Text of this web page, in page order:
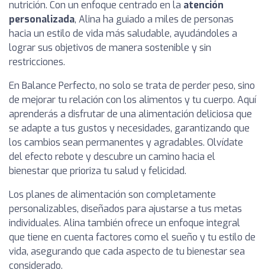
nutrición. Con un enfoque centrado en la atención
personalizada, Alina ha guiado a miles de personas
hacia un estilo de vida más saludable, ayudándoles a
lograr sus objetivos de manera sostenible y sin
restricciones.
En Balance Perfecto, no solo se trata de perder peso, sino
de mejorar tu relación con los alimentos y tu cuerpo. Aquí
aprenderás a disfrutar de una alimentación deliciosa que
se adapte a tus gustos y necesidades, garantizando que
los cambios sean permanentes y agradables. Olvídate
del efecto rebote y descubre un camino hacia el
bienestar que prioriza tu salud y felicidad.
Los planes de alimentación son completamente
personalizables, diseñados para ajustarse a tus metas
individuales. Alina también ofrece un enfoque integral
que tiene en cuenta factores como el sueño y tu estilo de
vida, asegurando que cada aspecto de tu bienestar sea
considerado.